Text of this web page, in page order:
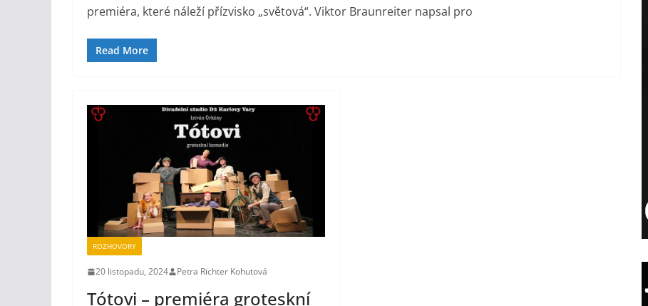
premiéra, které náleží přízvisko „světová“. Viktor Braunreiter napsal pro
Read More
ROZHOVORY
20 listopadu, 2024 Petra Richter Kohutová
Tótovi – premiéra groteskní